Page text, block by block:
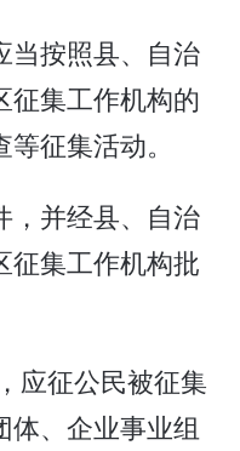
当按照县、自治
征集工作机构的
征集活动。
，并经县、自治
征集工作机构批
应征公民被征集
体、企业事业组